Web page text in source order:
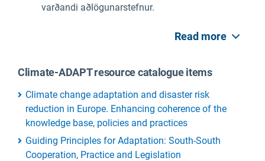
varðandi aðlögunarstefnur.
Read more
Climate-ADAPT resource catalogue items
Climate change adaptation and disaster risk
reduction in Europe. Enhancing coherence of the
knowledge base, policies and practices
Guiding Principles for Adaptation: South-South
Cooperation, Practice and Legislation